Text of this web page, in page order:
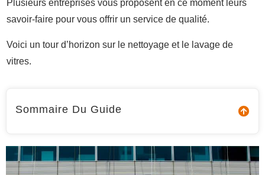
Plusieurs entreprises vous proposent en ce moment leurs
savoir-faire pour vous offrir un service de qualité.
Voici un tour d’horizon sur le nettoyage et le lavage de
vitres.
Sommaire Du Guide